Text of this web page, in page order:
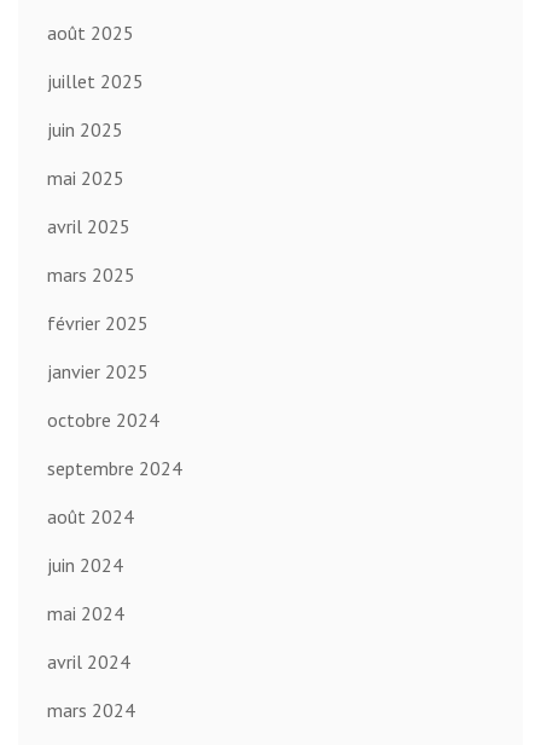
août 2025
juillet 2025
juin 2025
mai 2025
avril 2025
mars 2025
février 2025
janvier 2025
octobre 2024
septembre 2024
août 2024
juin 2024
mai 2024
avril 2024
mars 2024